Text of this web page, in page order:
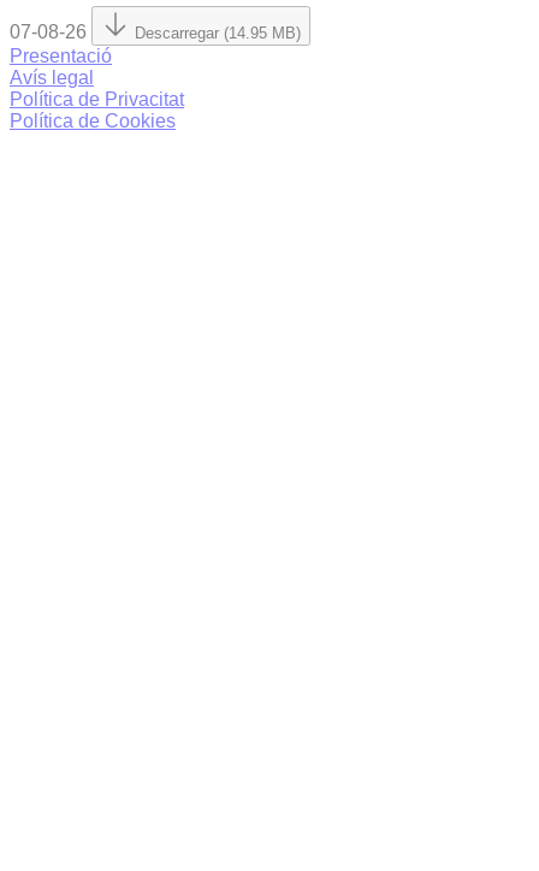
07-08-26 Descarregar (14.95 MB)
Presentació
Avís legal
Política de Privacitat
Política de Cookies